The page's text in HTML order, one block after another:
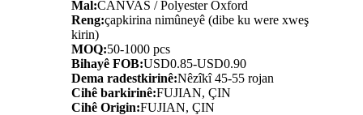
Mal:CANVAS / Polyester Oxford
Reng:çapkirina nimûneyê (dibe ku were xweş
kirin)
MOQ:50-1000 pcs
Bihayê FOB:USD0.85-USD0.90
Dema radestkirinê:Nêzîkî 45-55 rojan
Cihê barkirinê:FUJIAN, ÇIN
Cihê Origin:FUJIAN, ÇIN